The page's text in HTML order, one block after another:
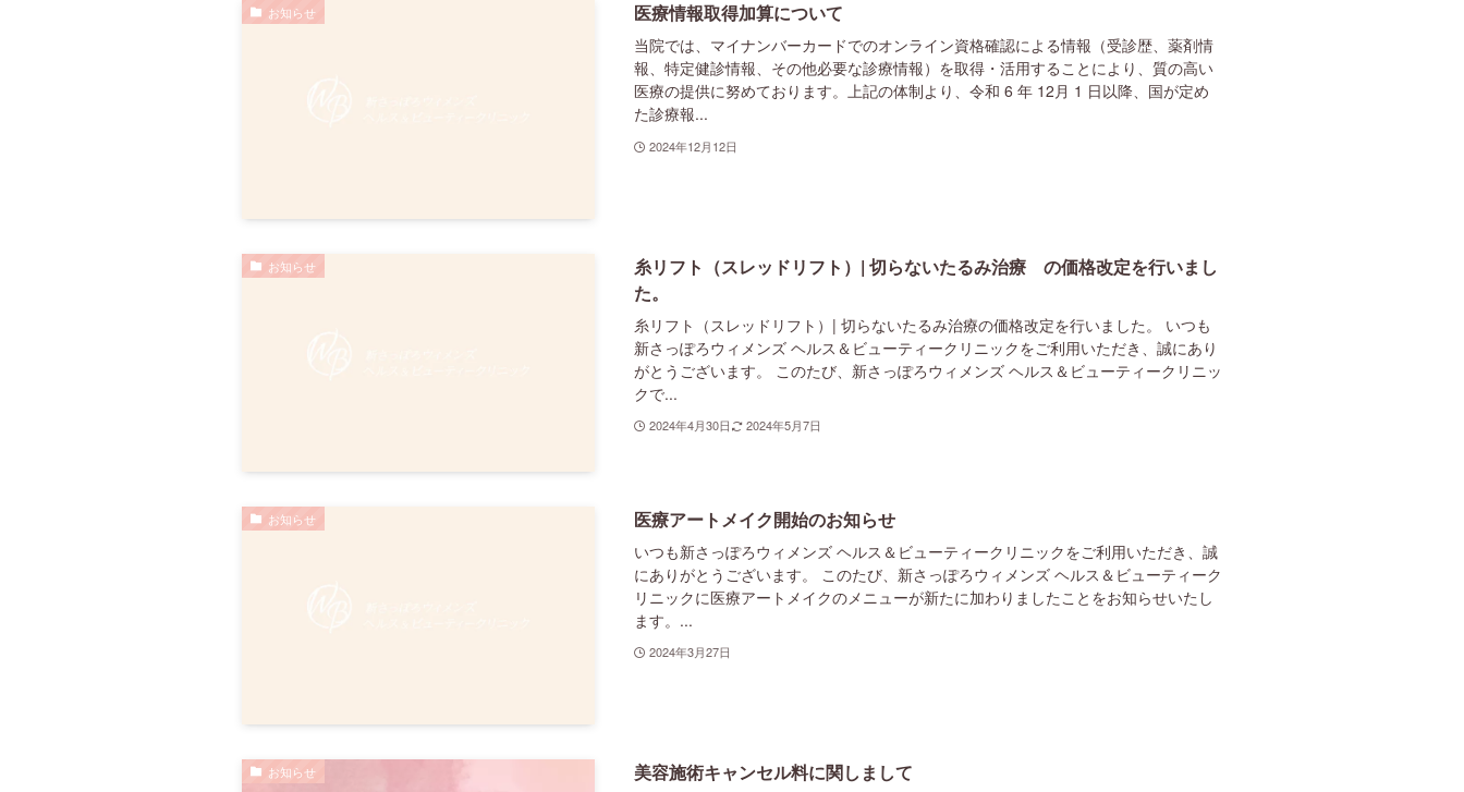
お知らせ 医療情報取得加算について
当院では、マイナンバーカードでのオンライン資格確認による情報（受診歴、薬剤情
報、特定健診情報、その他必要な診療情報）を取得・活用することにより、質の高い
医療の提供に努めております。上記の体制より、令和 6 年 12月 1 日以降、国が定め
た診療報...
2024年12月12日
お知らせ
糸リフト（スレッドリフト）| 切らないたるみ治療 の価格改定を行いまし
た。
糸リフト（スレッドリフト）| 切らないたるみ治療の価格改定を行いました。 いつも
新さっぽろウィメンズ ヘルス＆ビューティークリニックをご利用いただき、誠にあり
がとうございます。 このたび、新さっぽろウィメンズ ヘルス＆ビューティークリニッ
クで...
2024年4月30日 2024年5月7日
お知らせ 医療アートメイク開始のお知らせ
いつも新さっぽろウィメンズ ヘルス＆ビューティークリニックをご利用いただき、誠
にありがとうございます。 このたび、新さっぽろウィメンズ ヘルス＆ビューティーク
リニックに医療アートメイクのメニューが新たに加わりましたことをお知らせいたし
ます。...
2024年3月27日
お知らせ 美容施術キャンセル料に関しまして